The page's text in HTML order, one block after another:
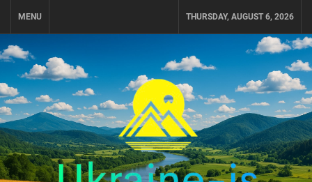
MENU THURSDAY, AUGUST 6, 2026